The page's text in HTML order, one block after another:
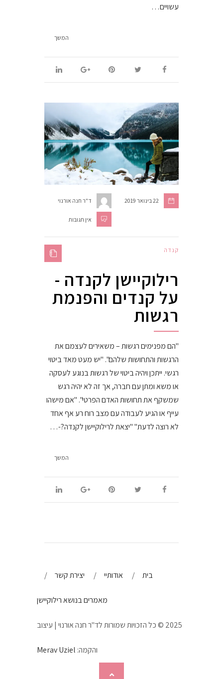
עשויים…
המשך
ד"ר חנה אורנוי 22 בינואר 2019
אין תגובות
קנדה
רילוקיישן לקנדה -
על קנדים והפנמת
רגשות
"הם מפנימים רגשות – משאירים לעצמם את
הרגשות והתחושות שלהם". "יש מעט מאד ביטוי
רגשי. ייתכן ויהיה ביטוי של רגשות בנוגע לעסקה
או משא ומתן עם חברה, אך זה לא יהיה רגש
שמשקף את תחושות האדם הפרטי". "אם מישהו
עייף או הגיע לעבודה עם מצב רוח רע אף אחד
לא רוצה לדעת" "יצאת לרילוקיישן לקנדה?-…
המשך
בית אודותיי יצירת קשר
מאמרים בנושא רילוקיישן
2025 © כל הזכויות שמורות לד"ר חנה אורנוי | עיצוב
והקמה: Merav Uziel